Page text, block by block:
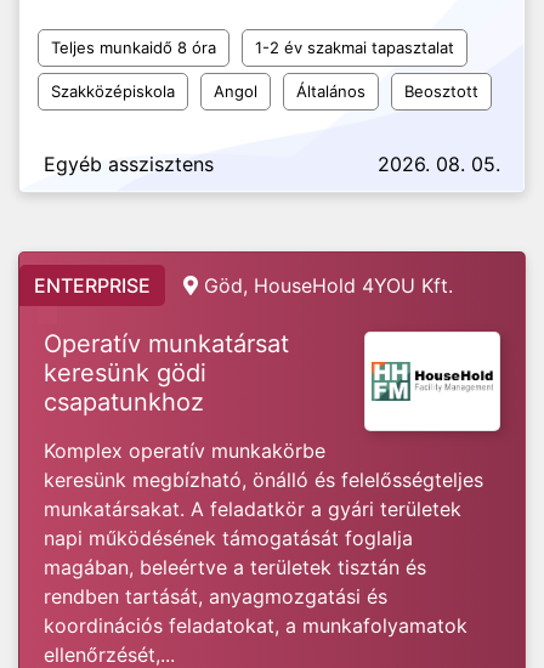
Teljes munkaidő 8 óra 1-2 év szakmai tapasztalat
Szakközépiskola Angol Általános Beosztott
Egyéb asszisztens 2026. 08. 05.
ENTERPRISE Göd, HouseHold 4YOU Kft.
Operatív munkatársat
keresünk gödi
csapatunkhoz
Komplex operatív munkakörbe
keresünk megbízható, önálló és felelősségteljes
munkatársakat. A feladatkör a gyári területek
napi működésének támogatását foglalja
magában, beleértve a területek tisztán és
rendben tartását, anyagmozgatási és
koordinációs feladatokat, a munkafolyamatok
ellenőrzését,...